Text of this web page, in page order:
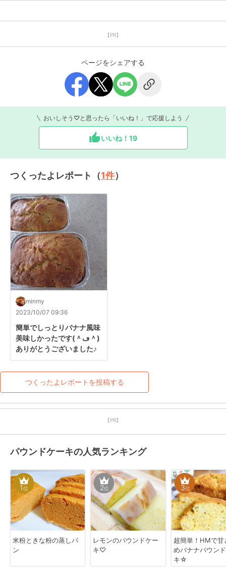
【PR】
ページをシェアする
おいしそう♡と思ったら「いいね！」で応援しよう
いいね！ 19
つくったよレポート（1件）
minmy
2023/10/07 09:36
簡単でしっとりバナナ風味
美味しかったです(＾ڡ＾)
ありがとうございました♪
つくったよレポートを投稿する
【PR】
パウンドケーキの人気ランキング
1位
米粉ときな粉の蒸しパ
ン
2位
レモンのパウンドケー
キ♡
3位
超簡単！HMで甘
めバナナパウン
キ☆